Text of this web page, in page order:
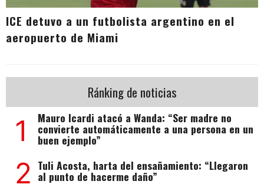
ICE detuvo a un futbolista argentino en el
aeropuerto de Miami
Ránking de noticias
1 Mauro Icardi atacó a Wanda: “Ser madre no
convierte automáticamente a una persona en un
buen ejemplo”
2 Tuli Acosta, harta del ensañamiento: “Llegaron
al punto de hacerme daño”